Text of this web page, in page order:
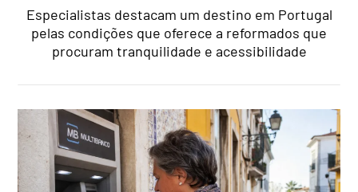
Especialistas destacam um destino em Portugal
pelas condições que oferece a reformados que
procuram tranquilidade e acessibilidade